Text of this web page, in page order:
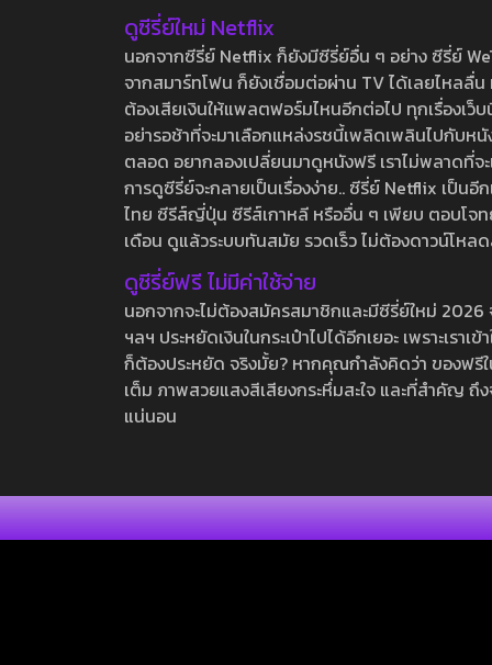
ดูซีรี่ย์ใหม่ Netflix
นอกจากซีรี่ย์ Netflix ก็ยังมีซีรี่ย์อื่น ๆ อย่าง ซีรี่ย์
จากสมาร์ทโฟน ก็ยังเชื่อมต่อผ่าน TV ได้เลยไหลลื่
ต้องเสียเงินให้แพลตฟอร์มไหนอีกต่อไป ทุกเรื่องเว็
อย่ารอช้าที่จะมาเลือกแหล่งรชนี้เพลิดเพลินไปกับห
ตลอด อยากลองเปลี่ยนมาดูหนังฟรี เราไม่พลาดที่
การดูซีรี่ย์จะกลายเป็นเรื่องง่าย.. ซีรี่ย์ Netflix เป็น
ไทย ซีรีส์ญี่ปุ่น ซีรีส์เกาหลี หรืออื่น ๆ เพียบ ตอบโจท
เดือน ดูแล้วระบบทันสมัย รวดเร็ว ไม่ต้องดาวน์โห
ดูซีรี่ย์ฟรี ไม่มีค่าใช้จ่าย
นอกจากจะไม่ต้องสมัครสมาชิกและมีซีรี่ย์ใหม่
ฯลฯ ประหยัดเงินในกระเป๋าไปได้อีกเยอะ เพราะเร
ก็ต้องประหยัด จริงมั้ย? หากคุณกำลังคิดว่า ของฟ
เต็ม ภาพสวยแสงสีเสียงกระหึ่มสะใจ และที่สำคัญ
แน่นอน